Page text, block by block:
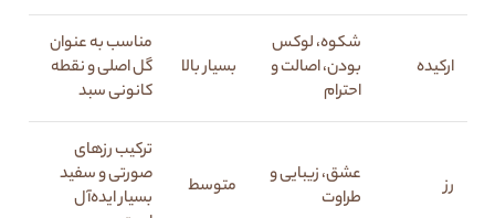
ارکیده
شکوه، لوکس
بودن، اصالت و
احترام
بسیار بالا
مناسب به عنوان
گل اصلی و نقطه
کانونی سبد
رز
عشق، زیبایی و
طراوت
متوسط
ترکیب رزهای
صورتی و سفید
بسیار ایده‌آل